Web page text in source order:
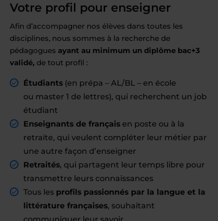
Votre profil pour enseigner
Afin d’accompagner nos élèves dans toutes les
disciplines, nous sommes à la recherche de
pédagogues ayant au minimum un diplôme bac+3
validé, de tout profil :
Étudiants (en prépa – AL/BL – en école
ou master 1 de lettres), qui recherchent un job
étudiant
Enseignants de français en poste ou à la
retraite, qui veulent compléter leur métier par
une autre façon d’enseigner
Retraités, qui partagent leur temps libre pour
transmettre leurs connaissances
Tous les profils passionnés par la langue et la
littérature françaises, souhaitant